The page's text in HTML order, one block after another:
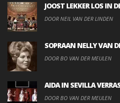
JOOST LEKKER LOS IN
DOOR NEIL VAN DER LINDEN
SOPRAAN NELLY VAN
DOOR BO VAN DER MEULEN
AIDA IN SEVILLA
DOOR BO VAN DER MEULEN